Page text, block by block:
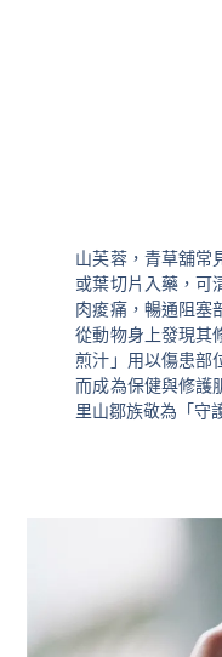
山芙蓉，青草舖常
或葉切片入藥，可
肉痠痛，暢通阻塞
從動物身上發現其
煎汁」用以傷患部
而成為保健與修護
里山鄒族敬為「守